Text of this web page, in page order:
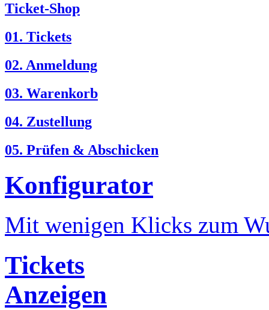
Ticket-Shop
01. Tickets
02. Anmeldung
03. Warenkorb
04. Zustellung
05. Prüfen & Abschicken
Konfigurator
Mit wenigen Klicks zum
Tickets
Anzeigen